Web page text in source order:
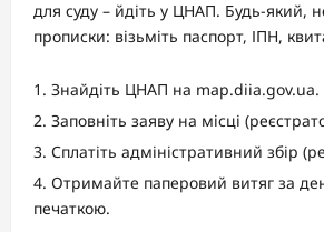
для суду – йдіть у ЦНАП. Будь-який,
прописки: візьміть паспорт, ІПН,
Знайдіть ЦНАП на map.diia.gov.ua.
Заповніть заяву на місці
Сплатіть адміністративний збір
Отримайте паперовий витяг за
печаткою.